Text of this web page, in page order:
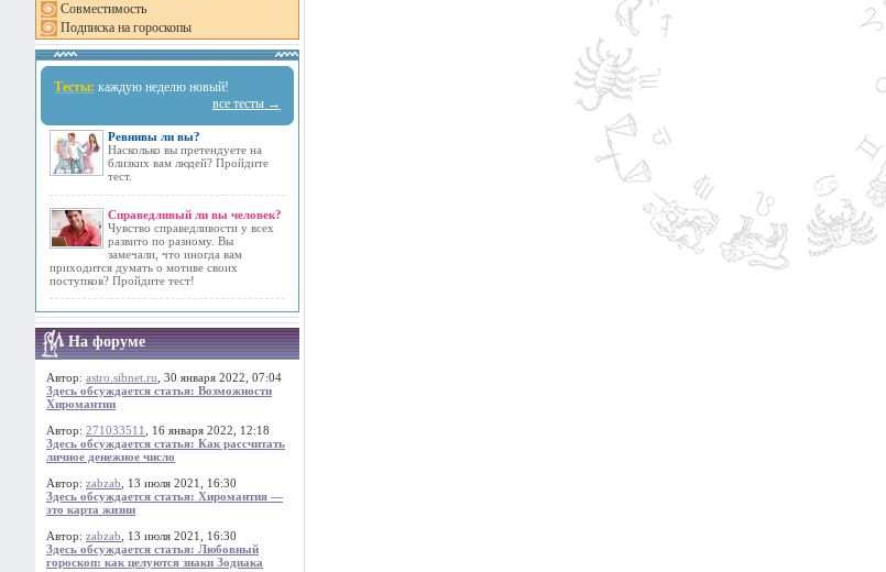
Совместимость
Подписка на гороскопы
Тесты: каждую неделю новый!
все тесты →
Ревнивы ли вы?
Насколько вы претендуете на
близких вам людей? Пройдите
тест.
Справедливый ли вы человек?
Чувство справедливости у всех
развито по разному. Вы
замечали, что иногда вам
приходится думать о мотиве своих
поступков? Пройдите тест!
На форуме
Автор: astro.sibnet.ru , 30 января 2022, 07:04
Здесь обсуждается статья: Возможности
Хиромантии
Автор: 271033511
, 16 января 2022, 12:18
Здесь обсуждается статья: Как рассчитать
личное денежное число
Автор: zabzab , 13 июля 2021, 16:30
Здесь обсуждается статья: Хиромантия —
это карта жизни
Автор: zabzab , 13 июля 2021, 16:30
Здесь обсуждается статья: Любовный
гороскоп: как целуются знаки Зодиака